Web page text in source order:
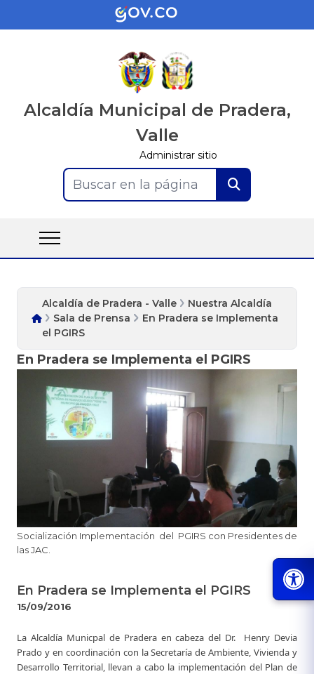
Alcaldía Municipal de Pradera,
Valle
Administrar sitio
Buscar en la página
Alcaldía de Pradera - Valle
Nuestra Alcaldía
Sala de Prensa
En Pradera se Implementa
el PGIRS
En Pradera se Implementa el PGIRS
​Socialización Implementación del PGIRS con Presidentes de
las JAC.
En Pradera se Implementa el PGIRS
15/09/2016
​​​​La Alcaldía Municpal de Pradera en cabeza del Dr. Henry Devia
Prado y en coordinación con la Secretaría de Ambiente, Vivienda y
Desarrollo Territorial, llevan a cabo la implementación del Plan de